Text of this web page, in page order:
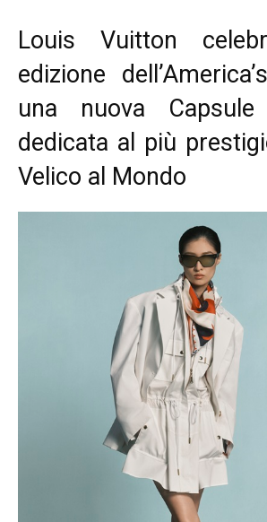
Louis Vuitton
edizione
una nuova Capsule
dedicata al più
Velico al Mondo